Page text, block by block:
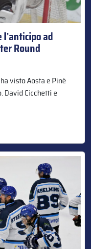
ad
Round
visto Aosta e Pinè
David Cicchetti e